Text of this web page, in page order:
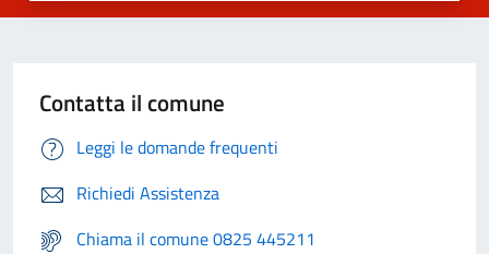
Contatta il comune
Leggi le domande frequenti
Richiedi Assistenza
Chiama il comune 0825 445211